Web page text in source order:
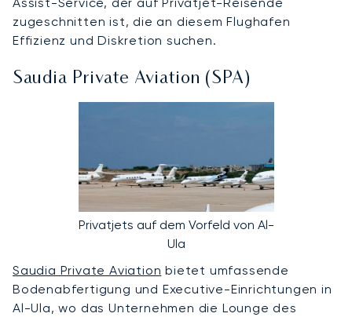
zugeschnitten ist, die an diesem Flughafen
Effizienz und Diskretion suchen.
Saudia Private Aviation (SPA)
Privatjets auf dem Vorfeld von Al-
Ula
Saudia Private Aviation bietet umfassende
Bodenabfertigung und Executive-Einrichtungen in
Al-Ula, wo das Unternehmen die Lounge des